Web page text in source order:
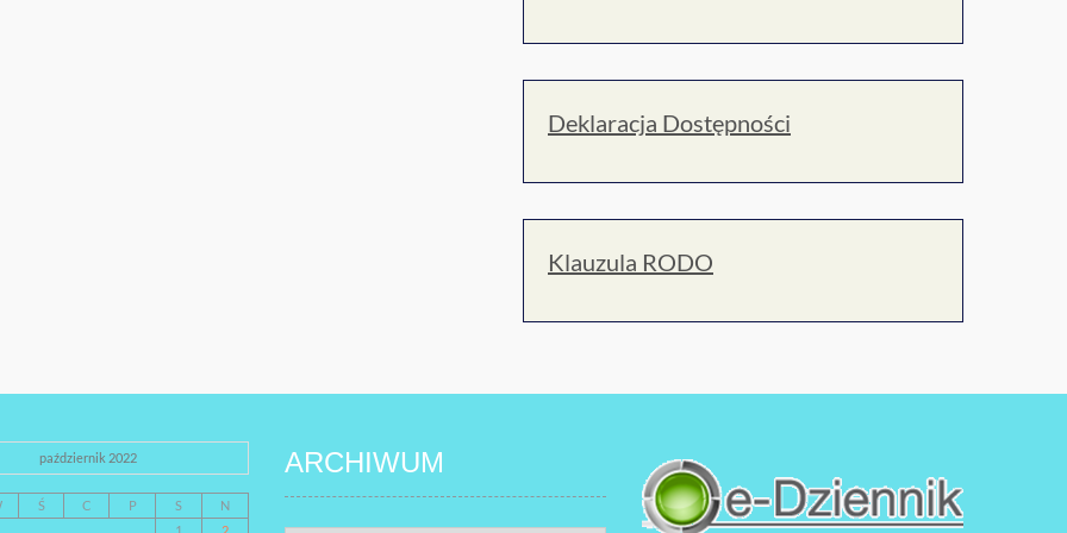
Deklaracja Dostępności
Klauzula RODO
październik 2022
Ś C P S
N
ARCHIWUM